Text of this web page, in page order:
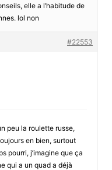
elle a l’habitude de
lol non
#22553
peu la roulette russe,
en bien, surtout
pourri, j’imagine que ça
qui a un quad a déjà